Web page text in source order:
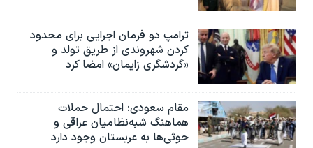
ترامپ دو فرمان اجرایی برای محدود
کردن شهروندی از طریق تولد و
«گردشگری زایمان» امضا کرد
مقام سعودی: احتمال حملات
هماهنگ شبه‌نظامیان عراقی و
حوثی‌ها به عربستان وجود دارد